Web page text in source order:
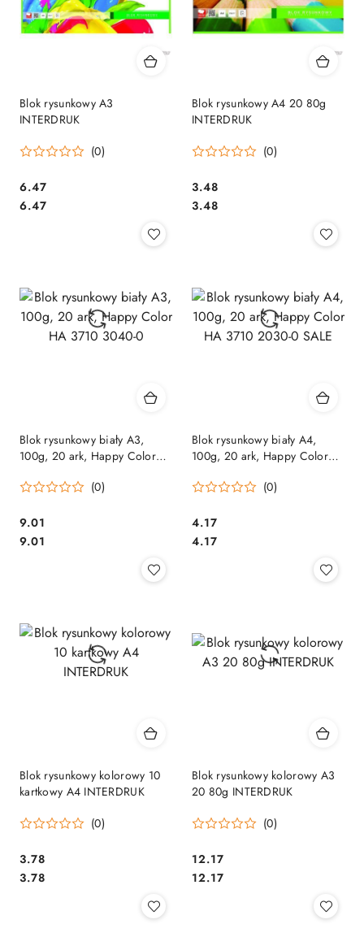
Blok rysunkowy A3
INTERDRUK
(0)
Cena:
6.47
Cena:
6.47
Blok rysunkowy A4 20 80g
INTERDRUK
(0)
Cena:
3.48
Cena:
3.48
Blok rysunkowy biały A3,
100g, 20 ark, Happy Color
(0)
Cena:
9.01
Cena:
9.01
Blok rysunkowy biały A4,
100g, 20 ark, Happy Color
(0)
Cena:
4.17
Cena:
4.17
Blok rysunkowy kolorowy 10
kartkowy A4 INTERDRUK
(0)
Cena:
3.78
Cena:
3.78
Blok rysunkowy kolorowy A3
20 80g INTERDRUK
(0)
Cena:
12.17
Cena:
12.17